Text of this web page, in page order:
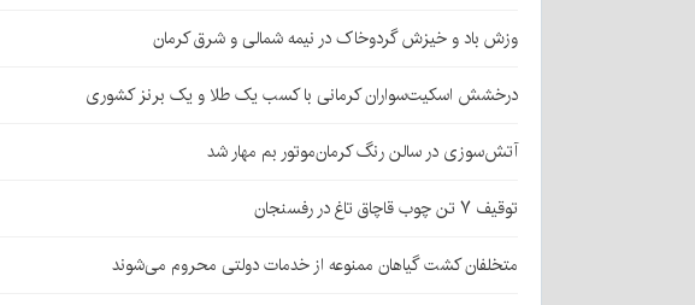
وزش باد و خیزش گردوخاک در نیمه شمالی و شرق کرمان
درخشش اسکیت‌سواران کرمانی با کسب یک طلا و یک برنز کشوری
آتش‌سوزی در سالن رنگ کرمان‌موتور بم مهار شد
توقیف ۷ تن چوب قاچاق تاغ در رفسنجان
متخلفان کشت گیاهان ممنوعه از خدمات دولتی محروم می‌شوند